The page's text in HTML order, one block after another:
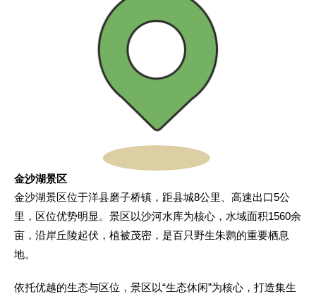
金沙湖景区
金沙湖景区位于洋县磨子桥镇，距县城8公里、高速出口5公
里，区位优势明显。景区以沙河水库为核心，水域面积1560余
亩，沿岸丘陵起伏，植被茂密，是百只野生朱鹮的重要栖息
地。
依托优越的生态与区位，景区以“生态休闲”为核心，打造集生